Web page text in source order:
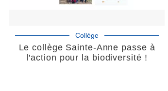
Collège
Le collège Sainte-Anne passe à
l'action pour la biodiversité !